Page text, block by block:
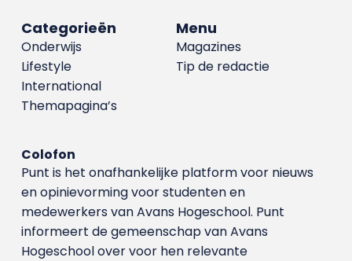
Menu
Magazines
Tip de redactie
Categorieën
Onderwijs
Lifestyle
International
Themapagina’s
Colofon
Punt is het onafhankelijke platform voor nieuws
en opinievorming voor studenten en
medewerkers van Avans Hoge­school. Punt
informeert de gemeenschap van Avans
Hogeschool over voor hen relevante